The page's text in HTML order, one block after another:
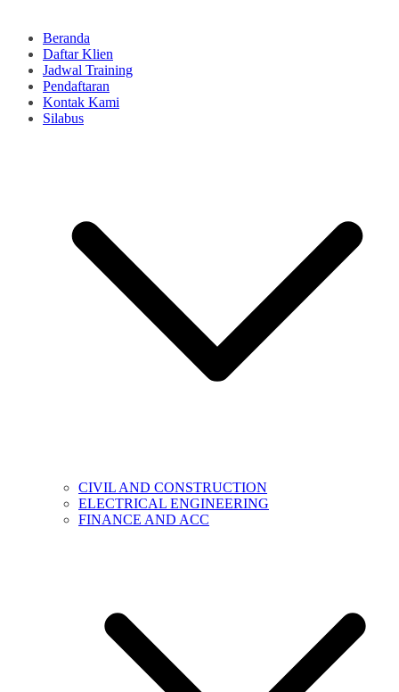
Beranda
Daftar Klien
Jadwal Training
Pendaftaran
Kontak Kami
Silabus
CIVIL AND CONSTRUCTION
ELECTRICAL ENGINEERING
FINANCE AND ACC